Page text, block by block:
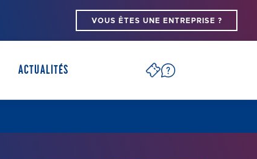
VOUS ÊTES UNE ENTREPRISE ?
ACTUALITÉS